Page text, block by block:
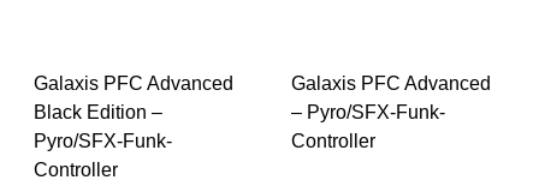
Galaxis PFC Advanced
Black Edition –
Pyro/SFX-Funk-
Controller
Galaxis PFC Advanced
– Pyro/SFX-Funk-
Controller